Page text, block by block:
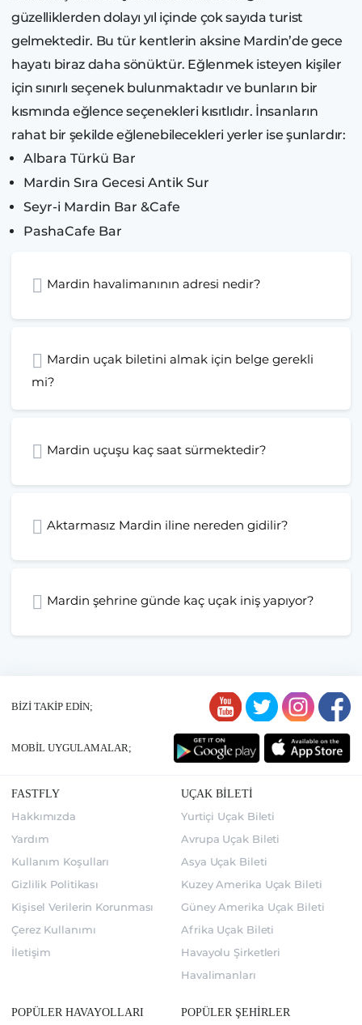
güzelliklerden dolayı yıl içinde çok sayıda turist
gelmektedir. Bu tür kentlerin aksine Mardin’de gece
hayatı biraz daha sönüktür. Eğlenmek isteyen kişiler
için sınırlı seçenek bulunmaktadır ve bunların bir
kısmında eğlence seçenekleri kısıtlıdır. İnsanların
rahat bir şekilde eğlenebilecekleri yerler ise şunlardır:
Albara Türkü Bar
Mardin Sıra Gecesi Antik Sur
Seyr-i Mardin Bar &Cafe
PashaCafe Bar
Mardin havalimanının adresi nedir?
Mardin uçak biletini almak için belge gerekli
mi?
Mardin uçuşu kaç saat sürmektedir?
Aktarmasız Mardin iline nereden gidilir?
Mardin şehrine günde kaç uçak iniş yapıyor?
BİZİ TAKİP EDİN;
MOBİL UYGULAMALAR;
FASTFLY
Hakkımızda
Yardım
Kullanım Koşulları
Gizlilik Politikası
Kişisel Verilerin Korunması
Çerez Kullanımı
İletişim
UÇAK BİLETİ
Yurtiçi Uçak Bileti
Avrupa Uçak Bileti
Asya Uçak Bileti
Kuzey Amerika Uçak Bileti
Güney Amerika Uçak Bileti
Afrika Uçak Bileti
Havayolu Şirketleri
Havalimanları
POPÜLER HAVAYOLLARI POPÜLER ŞEHİRLER